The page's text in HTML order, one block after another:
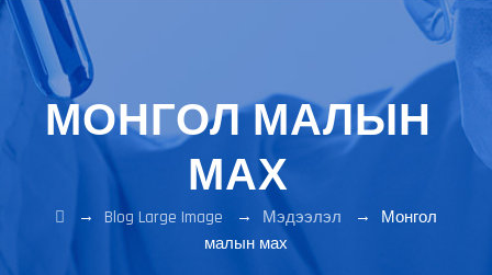
МОНГОЛ МАЛЫН
МАХ
→ Blog Large Image → Мэдээлэл →
Монгол
малын мах